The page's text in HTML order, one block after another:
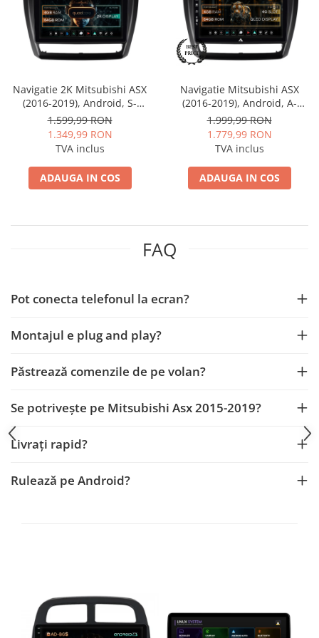
Mitsubishi
Land Rover
Mazda
Isuzu
Iveco
Porsche
Ssangyong
Rame adaptoare Mazda
Rame adaptoare Kia
Rame adaptoare Alfa Romeo
Rame adaptoare Nissan
Rame adaptoare Fiat
Rame adaptoare Hyundai
Rame adaptoare Subaru
Rame adaptoare Iveco
Rame adaptoare Smart
Navigatie 2K Mitsubishi ASX
(2016-2019), Android, S-
Quadcore / 4GB RAM + 64GB
ROM, 9.5 Inch - AD-
BGS90042K+AD-BGRKIT267V2
1.599,99 RON
1.349,99 RON
TVA inclus
ADAUGA IN COS
Navigatie Mitsubishi ASX
(2016-2019), Android, A-
Octacore / 4GB RAM + 64GB
ROM, 9 Inch - AD-
BGA9004+AD-BGRKIT267V2
1.999,99 RON
1.779,99 RON
TVA inclus
ADAUGA IN COS
FAQ
Pot conecta telefonul la ecran?
Montajul e plug and play?
Păstrează comenzile de pe volan?
Se potrivește pe Mitsubishi Asx 2015-2019?
Livrați rapid?
Rulează pe Android?